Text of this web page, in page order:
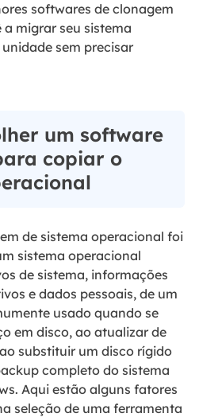
softwares de clonagem
migrar seu sistema
sem precisar
um software
copiar o
de sistema operacional foi
sistema operacional
de sistema, informações
e dados pessoais, de um
usado quando se
em disco, ao atualizar de
substituir um disco rígido
completo do sistema
Aqui estão alguns fatores
seleção de uma ferramenta